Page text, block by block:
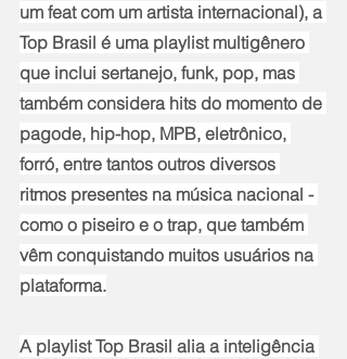
um feat com um artista internacional), a
Top Brasil é uma playlist multigênero
que inclui sertanejo, funk, pop, mas
também considera hits do momento de
pagode, hip-hop, MPB, eletrônico,
forró, entre tantos outros diversos
ritmos presentes na música nacional -
como o piseiro e o trap, que também
vêm conquistando muitos usuários na
plataforma.
A playlist Top Brasil alia a inteligência